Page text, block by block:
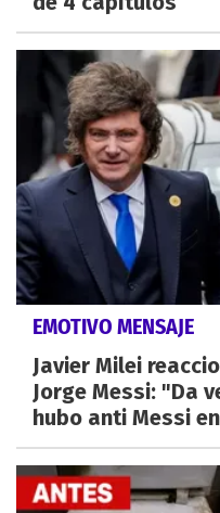
EMOTIVO MENSAJE
Javier Milei
Jorge Messi: "Da
hubo anti Messi